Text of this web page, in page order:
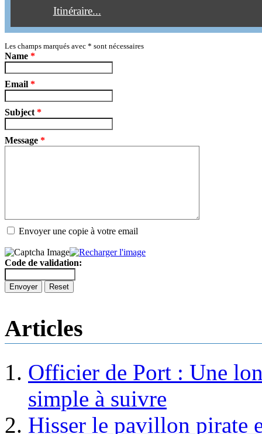
Itinéraire...
Reset
Les champs marqués avec * sont nécessaires
Name *
Email *
Subject *
Message *
Envoyer une copie à votre email
Code de validation:
Envoyer Reset
Articles
Officier de Port : Une
simple à suivre
Hisser le pavillon pirate